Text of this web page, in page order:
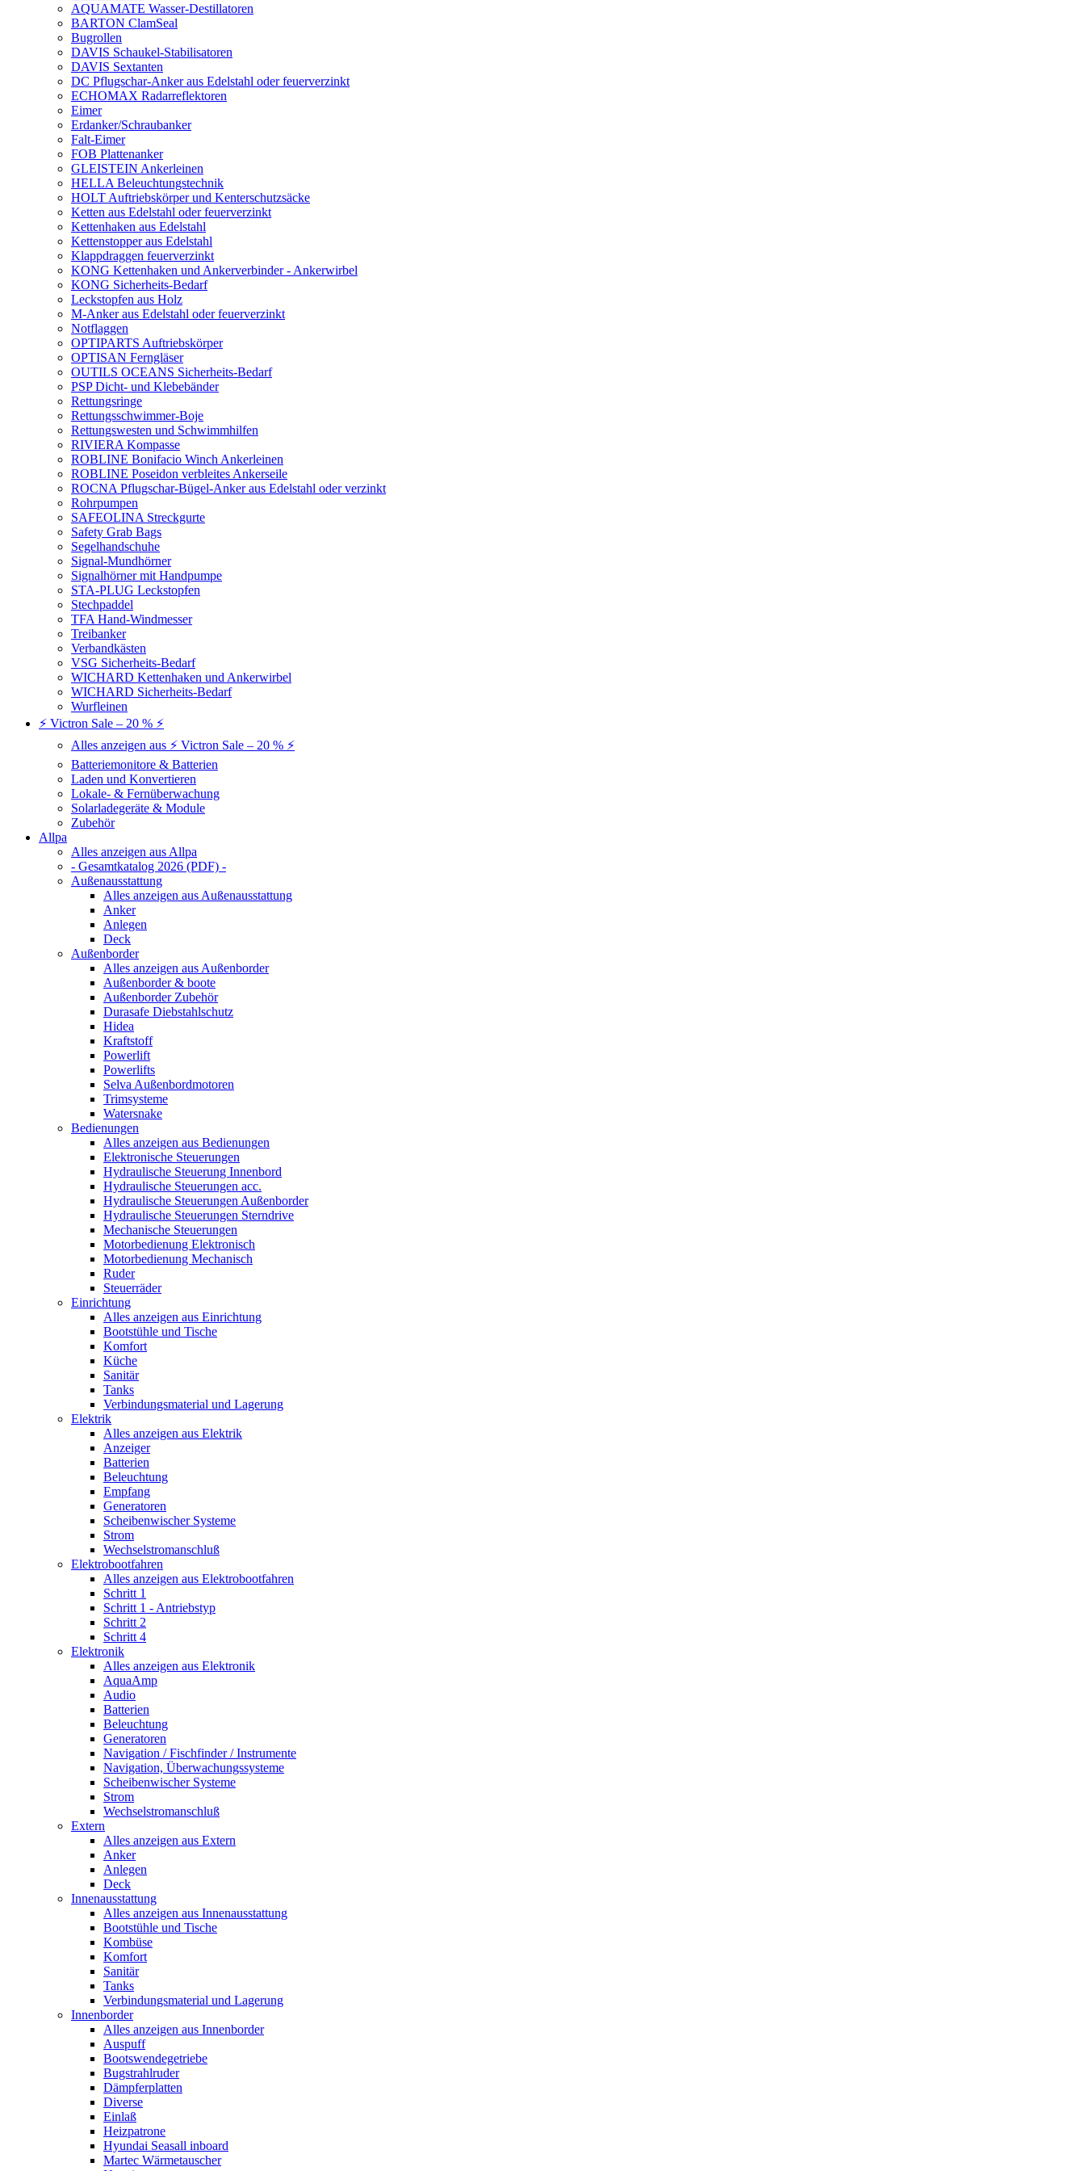
AQUAMATE Wasser-Destillatoren
BARTON ClamSeal
Bugrollen
DAVIS Schaukel-Stabilisatoren
DAVIS Sextanten
DC Pflugschar-Anker aus Edelstahl oder feuerverzinkt
ECHOMAX Radarreflektoren
Eimer
Erdanker/Schraubanker
Falt-Eimer
FOB Plattenanker
GLEISTEIN Ankerleinen
HELLA Beleuchtungstechnik
HOLT Auftriebskörper und Kenterschutzsäcke
Ketten aus Edelstahl oder feuerverzinkt
Kettenhaken aus Edelstahl
Kettenstopper aus Edelstahl
Klappdraggen feuerverzinkt
KONG Kettenhaken und Ankerverbinder - Ankerwirbel
KONG Sicherheits-Bedarf
Leckstopfen aus Holz
M-Anker aus Edelstahl oder feuerverzinkt
Notflaggen
OPTIPARTS Auftriebskörper
OPTISAN Ferngläser
OUTILS OCEANS Sicherheits-Bedarf
PSP Dicht- und Klebebänder
Rettungsringe
Rettungsschwimmer-Boje
Rettungswesten und Schwimmhilfen
RIVIERA Kompasse
ROBLINE Bonifacio Winch Ankerleinen
ROBLINE Poseidon verbleites Ankerseile
ROCNA Pflugschar-Bügel-Anker aus Edelstahl oder verzinkt
Rohrpumpen
SAFEOLINA Streckgurte
Safety Grab Bags
Segelhandschuhe
Signal-Mundhörner
Signalhörner mit Handpumpe
STA-PLUG Leckstopfen
Stechpaddel
TFA Hand-Windmesser
Treibanker
Verbandkästen
VSG Sicherheits-Bedarf
WICHARD Kettenhaken und Ankerwirbel
WICHARD Sicherheits-Bedarf
Wurfleinen
⚡ Victron Sale – 20 % ⚡
Alles anzeigen aus ⚡ Victron Sale – 20 % ⚡
Batteriemonitore & Batterien
Laden und Konvertieren
Lokale- & Fernüberwachung
Solarladegeräte & Module
Zubehör
Allpa
Alles anzeigen aus Allpa
- Gesamtkatalog 2026 (PDF) -
Außenausstattung
Alles anzeigen aus Außenausstattung
Anker
Anlegen
Deck
Außenborder
Alles anzeigen aus Außenborder
Außenborder & boote
Außenborder Zubehör
Durasafe Diebstahlschutz
Hidea
Kraftstoff
Powerlift
Powerlifts
Selva Außenbordmotoren
Trimsysteme
Watersnake
Bedienungen
Alles anzeigen aus Bedienungen
Elektronische Steuerungen
Hydraulische Steuerung Innenbord
Hydraulische Steuerungen acc.
Hydraulische Steuerungen Außenborder
Hydraulische Steuerungen Sterndrive
Mechanische Steuerungen
Motorbedienung Elektronisch
Motorbedienung Mechanisch
Ruder
Steuerräder
Einrichtung
Alles anzeigen aus Einrichtung
Bootstühle und Tische
Komfort
Küche
Sanitär
Tanks
Verbindungsmaterial und Lagerung
Elektrik
Alles anzeigen aus Elektrik
Anzeiger
Batterien
Beleuchtung
Empfang
Generatoren
Scheibenwischer Systeme
Strom
Wechselstromanschluß
Elektrobootfahren
Alles anzeigen aus Elektrobootfahren
Schritt 1
Schritt 1 - Antriebstyp
Schritt 2
Schritt 4
Elektronik
Alles anzeigen aus Elektronik
AquaAmp
Audio
Batterien
Beleuchtung
Generatoren
Navigation / Fischfinder / Instrumente
Navigation, Überwachungssysteme
Scheibenwischer Systeme
Strom
Wechselstromanschluß
Extern
Alles anzeigen aus Extern
Anker
Anlegen
Deck
Innenausstattung
Alles anzeigen aus Innenausstattung
Bootstühle und Tische
Kombüse
Komfort
Sanitär
Tanks
Verbindungsmaterial und Lagerung
Innenborder
Alles anzeigen aus Innenborder
Auspuff
Bootswendegetriebe
Bugstrahlruder
Dämpferplatten
Diverse
Einlaß
Heizpatrone
Hyundai Seasall inboard
Martec Wärmetauscher